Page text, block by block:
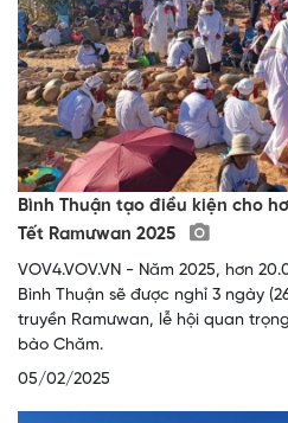
Bình Thuận tạo điều kiện cho
Tết Ramưwan 2025
VOV4.VOV.VN - Năm 2025, hơn
Bình Thuận sẽ được nghỉ 3 ngày
truyền Ramưwan, lễ hội quan
bào Chăm.
05/02/2025